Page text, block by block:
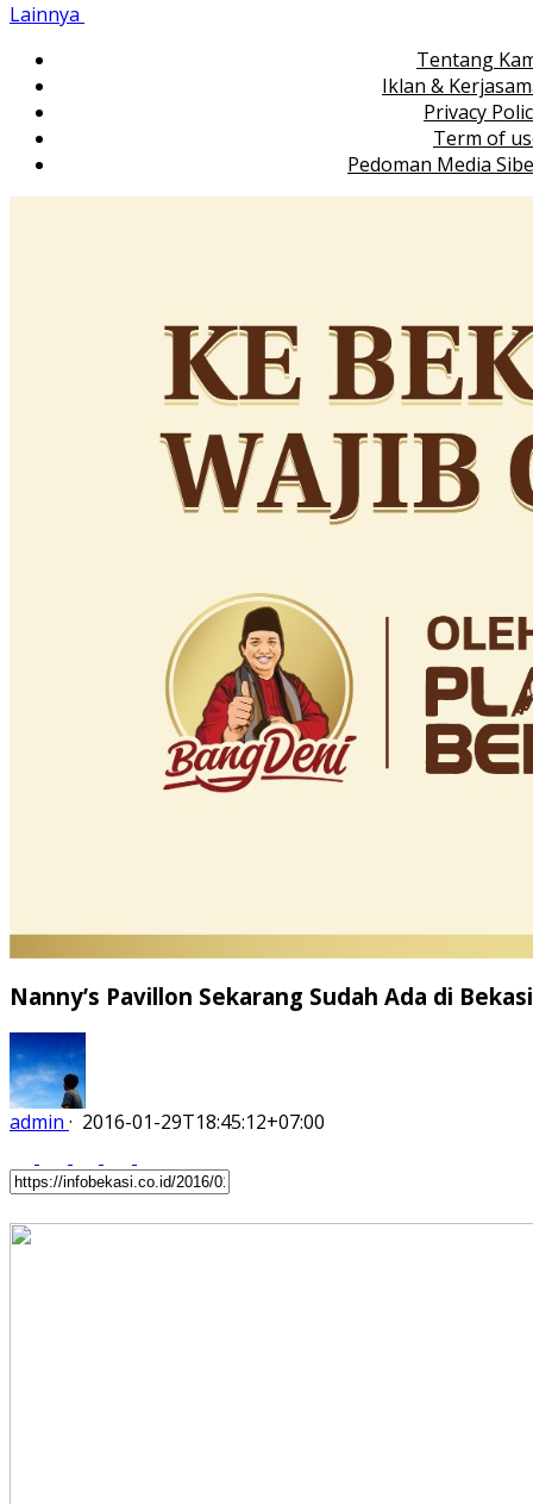
Lainnya
Tentang
Iklan &
Privacy
Term of
Pedoman Media
Nanny’s Pavillon Sekarang Sudah Ada di
admin · 2016-01-29T18:45:12+07:00